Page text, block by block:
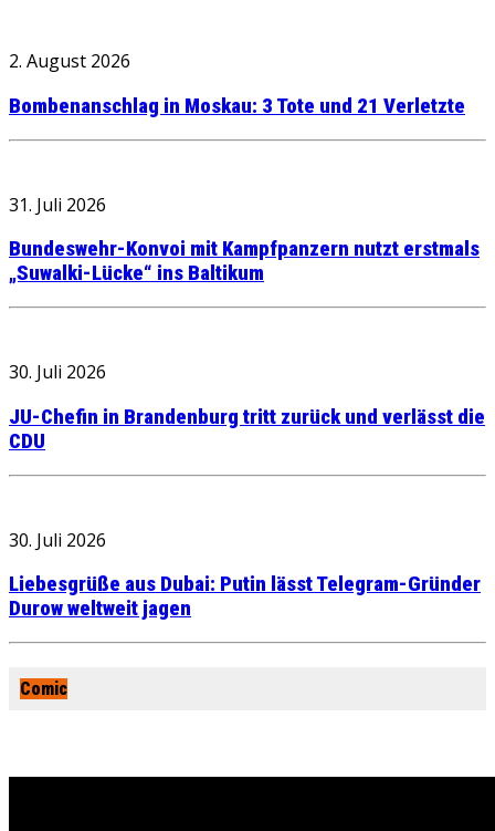
2. August 2026
Bombenanschlag in Moskau: 3 Tote und 21 Verletzte
31. Juli 2026
Bundeswehr-Konvoi mit Kampfpanzern nutzt erstmals
„Suwalki-Lücke“ ins Baltikum
30. Juli 2026
JU-Chefin in Brandenburg tritt zurück und verlässt die
CDU
30. Juli 2026
Liebesgrüße aus Dubai: Putin lässt Telegram-Gründer
Durow weltweit jagen
Comic